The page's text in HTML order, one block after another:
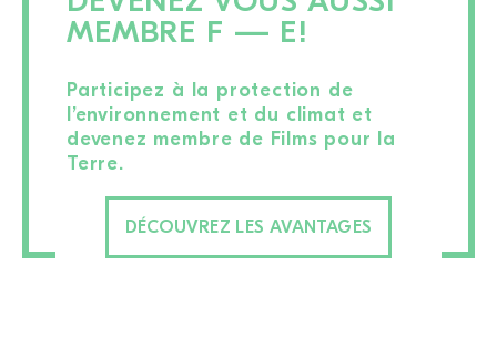
MEMBRE F — E!
Participez à la protection de
l’environnement et du climat et
devenez membre de Films pour la
Terre.
DÉCOUVREZ LES AVANTAGES